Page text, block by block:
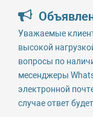
Уважаемые
высокой
вопросы по
месенджеры
электронной
случае ответ